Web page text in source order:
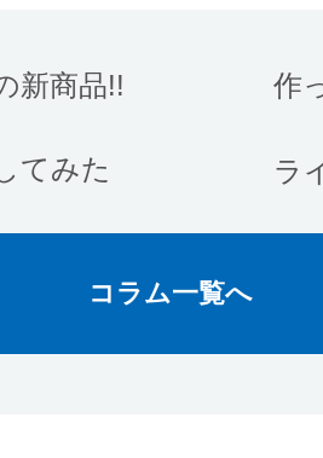
新商品!! 作
てみた ラ
コラム一覧へ